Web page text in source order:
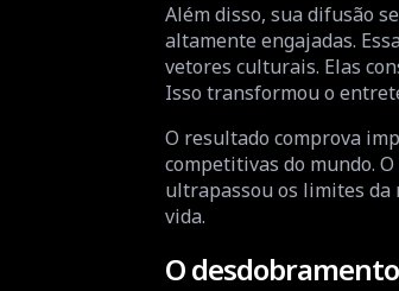
Além disso, sua difusão
altamente engajadas.
vetores culturais. Elas
Isso transformou o
O resultado comprova
competitivas do mundo.
ultrapassou os limites da
vida.
O